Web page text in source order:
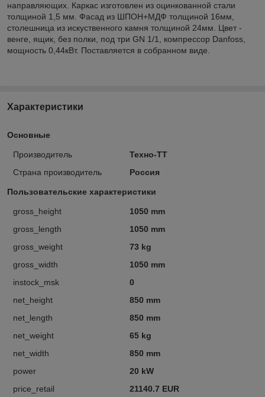
направляющих. Каркас изготовлен из оцинкованной стали
толщиной 1,5 мм. Фасад из ШПОН+МДФ толщиной 16мм,
столешница из искуственного камня толщиной 24мм. Цвет -
венге, ящик, без полки, под три GN 1/1, компрессор Danfoss,
мощность 0,44кВт. Поставляется в собранном виде.
Характеристики
Основные
Производитель
Техно-ТТ
Страна производитель
Россия
Пользовательские характеристики
gross_height
1050 mm
gross_length
1050 mm
gross_weight
73 kg
gross_width
1050 mm
instock_msk
0
net_height
850 mm
net_length
850 mm
net_weight
65 kg
net_width
850 mm
power
20 kW
price_retail
21140.7 EUR